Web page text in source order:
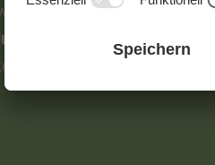
wir ab 17:00 Uhr
kostenlosen Late
auf Anfrage) das